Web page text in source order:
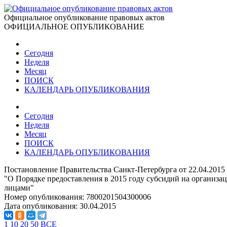
Официальное опубликование правовых актов
ОФИЦИАЛЬНОЕ ОПУБЛИКОВАНИЕ
Сегодня
Неделя
Месяц
ПОИСК
КАЛЕНДАРЬ ОПУБЛИКОВАНИЯ
Сегодня
Неделя
Месяц
ПОИСК
КАЛЕНДАРЬ ОПУБЛИКОВАНИЯ
Постановление Правительства Санкт-Петербурга от
"О Порядке предоставления в 2015 году субсидий на
лицами"
Номер опубликования: 7800201504300006
Дата опубликования: 30.04.2015
1 10 20 50 ВСЕ